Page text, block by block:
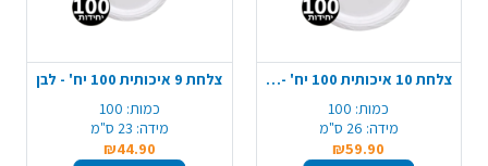
צלחת 10 איכותית 100 יח' - לבן
כמות: 100
מידה: 26 ס"מ
₪59.90
צלחת 9 איכותית 100 יח' - לבן
כמות: 100
מידה: 23 ס"מ
₪44.90